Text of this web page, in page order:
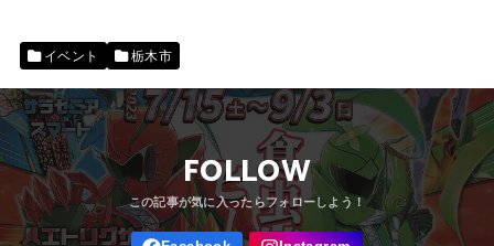
イベント 栃木市
FOLLOW